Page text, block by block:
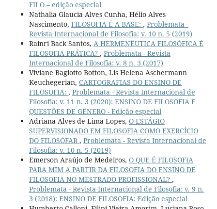
FILO – edição especial
Nathalia Glaucia Alves Cunha, Hélio Alves
Nascimento, FILOSOFIA É A BASE: , Problemata -
Revista Internacional de Filosofia: v. 10 n. 5 (2019)
Rainri Back Santos, A HERMENÊUTICA FILOSÓFICA É
FILOSOFIA PRÁTICA? , Problemata - Revista
Internacional de Filosofia: v. 8 n. 3 (2017)
Viviane Bagiotto Botton, Lis Helena Aschermann
Keuchegerian, CARTOGRAFIAS DO ENSINO DE
FILOSOFIA: , Problemata - Revista Internacional de
Filosofia: v. 11 n. 3 (2020): ENSINO DE FILOSOFIA E
QUESTÕES DE GÊNERO - Edição especial
Adriana Alves de Lima Lopes, O ESTÁGIO
SUPERVISIONADO EM FILOSOFIA COMO EXERCÍCIO
DO FILOSOFAR, Problemata - Revista Internacional de
Filosofia: v. 10 n. 5 (2019)
Emerson Araújo de Medeiros, O QUE É FILOSOFIA
PARA MIM A PARTIR DA FILOSOFIA DO ENSINO DE
FILOSOFIA NO MESTRADO PROFISSIONAL? ,
Problemata - Revista Internacional de Filosofia: v. 9 n.
3 (2018): ENSINO DE FILOSOFIA: Edição especial